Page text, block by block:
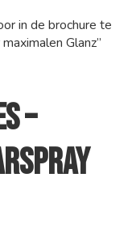
in de brochure te
Glanz”
–